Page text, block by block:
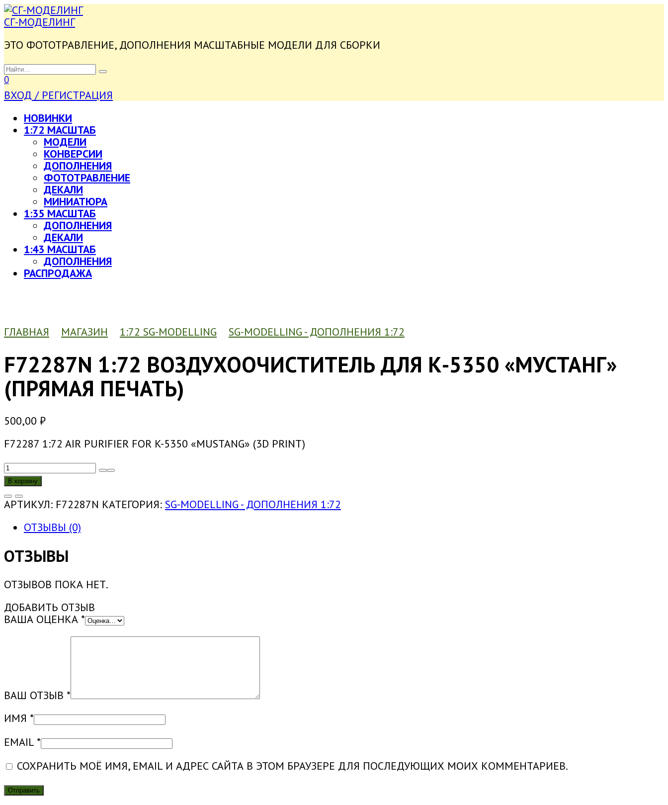
ПЕРЕЙТИ
К
СГ-МОДЕЛИНГ
ЭТО ФОТОТРАВЛЕНИЕ, ДОПОЛНЕНИЯ МАСШТАБНЫЕ МОДЕЛИ ДЛЯ СБОРКИ
SEARCH
FOR:
0
ВХОД / РЕГИСТРАЦИЯ
НОВИНКИ
1:72 МАСШТАБ
МОДЕЛИ
КОНВЕРСИИ
ДОПОЛНЕНИЯ
ФОТОТРАВЛЕНИЕ
ДЕКАЛИ
МИНИАТЮРА
1:35 МАСШТАБ
ДОПОЛНЕНИЯ
ДЕКАЛИ
1:43 МАСШТАБ
ДОПОЛНЕНИЯ
РАСПРОДАЖА
ГЛАВНАЯ МАГАЗИН 1:72 SG-MODELLING SG-MODELLING - ДОПОЛНЕНИЯ 1:72
F72287N 1:72 ВОЗДУХООЧИСТИТЕЛЬ ДЛЯ К-5350 «МУСТАНГ»
(ПРЯМАЯ ПЕЧАТЬ)
500,00 ₽
F72287 1:72 AIR PURIFIER FOR K-5350 «MUSTANG» (3D PRINT)
КОЛИЧЕСТВО
ТОВАРА
F72287N
1:72
ДЛЯ
К-5350
«МУСТАНГ»
(ПРЯМАЯ
В корзину
АРТИКУЛ: F72287N КАТЕГОРИЯ: SG-MODELLING - ДОПОЛНЕНИЯ 1:72
ОТЗЫВЫ (0)
ОТЗЫВЫ
ОТЗЫВОВ ПОКА НЕТ.
ДОБАВИТЬ ОТЗЫВ
ВАША ОЦЕНКА *
ВАШ ОТЗЫВ *
ИМЯ *
EMAIL *
СОХРАНИТЬ МОЁ ИМЯ, EMAIL И АДРЕС САЙТА В ЭТОМ БРАУЗЕРЕ ДЛЯ ПОСЛЕДУЮЩИХ МОИХ КОММЕНТАРИЕВ.